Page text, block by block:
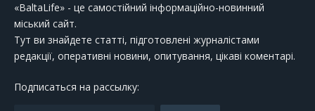
«BaltaLife» - це самостійний інформаційно-новинний
міський сайт.
Тут ви знайдете статті, підготовлені журналістами
редакції, оперативні новини, опитування, цікаві коментарі.
Подписаться на рассылку: